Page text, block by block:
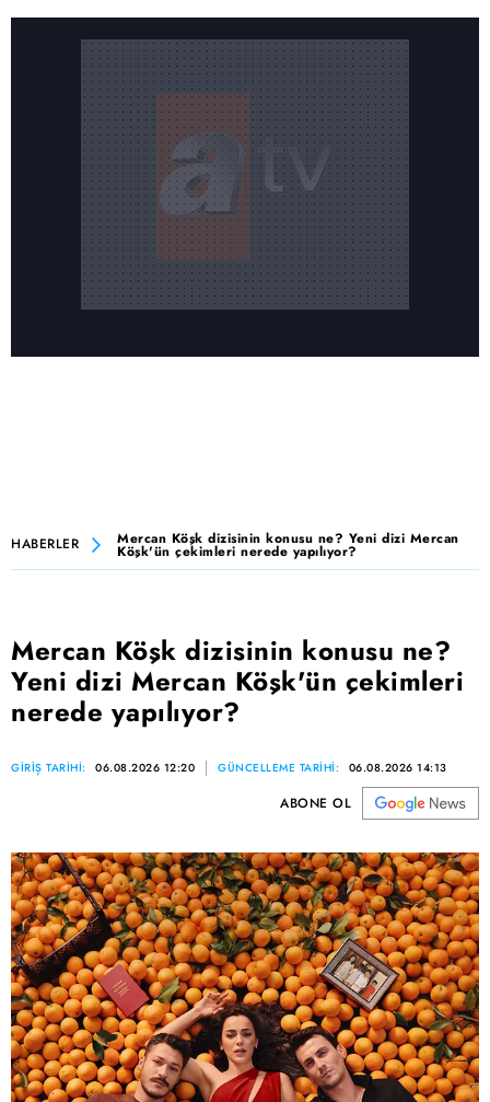
HABERLER Mercan Köşk dizisinin konusu ne? Yeni dizi Mercan
Köşk'ün çekimleri nerede yapılıyor?
Mercan Köşk dizisinin konusu ne?
Yeni dizi Mercan Köşk'ün çekimleri
nerede yapılıyor?
GİRİŞ TARİHİ: 06.08.2026 12:20 GÜNCELLEME TARİHİ: 06.08.2026 14:13
ABONE OL